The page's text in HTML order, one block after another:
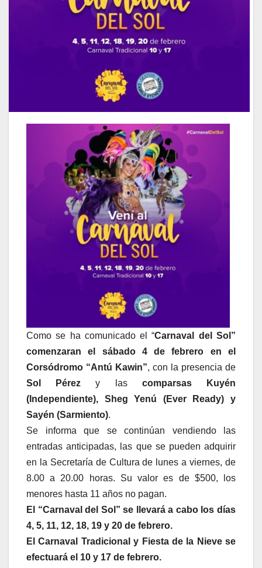
Como se ha comunicado el “Carnaval del Sol”
comenzaran el sábado 4 de febrero en el
Corsódromo “Antú Kawin”, con la presencia de
Sol Pérez y las comparsas Kuyén
(Independiente), Sheg Yenú (Ever Ready) y
Sayén (Sarmiento).
Se informa que se continúan vendiendo las
entradas anticipadas, las que se pueden adquirir
en la Secretaría de Cultura de lunes a viernes, de
8.00 a 20.00 horas. Su valor es de $500, los
menores hasta 11 años no pagan.
El “Carnaval del Sol” se llevará a cabo los días
4, 5, 11, 12, 18, 19 y 20 de febrero.
El Carnaval Tradicional y Fiesta de la Nieve se
efectuará el 10 y 17 de febrero.